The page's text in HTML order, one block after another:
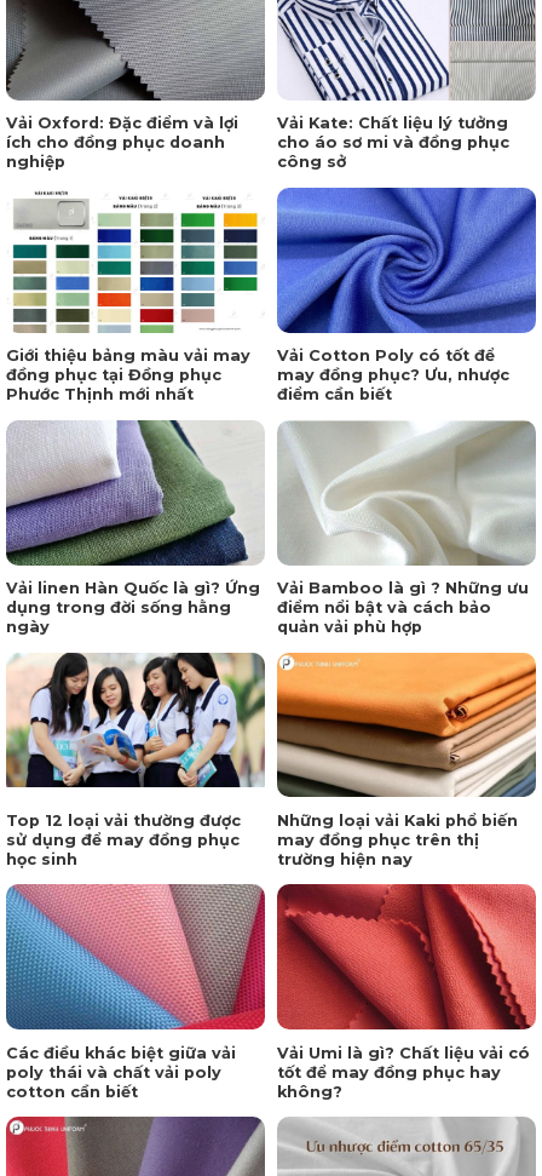
Vải Oxford: Đặc điểm và lợi
ích cho đồng phục doanh
nghiệp
Vải Kate: Chất liệu lý tưởng
cho áo sơ mi và đồng phục
công sở
Giới thiệu bảng màu vải may
đồng phục tại Đồng phục
Phước Thịnh mới nhất
Vải Cotton Poly có tốt để
may đồng phục? Ưu, nhược
điểm cần biết
Vải linen Hàn Quốc là gì? Ứng
dụng trong đời sống hằng
ngày
Vải Bamboo là gì ? Những ưu
điểm nổi bật và cách bảo
quản vải phù hợp
Top 12 loại vải thường được
sử dụng để may đồng phục
học sinh
Những loại vải Kaki phổ biến
may đồng phục trên thị
trường hiện nay
Các điều khác biệt giữa vải
poly thái và chất vải poly
cotton cần biết
Vải Umi là gì? Chất liệu vải có
tốt để may đồng phục hay
không?